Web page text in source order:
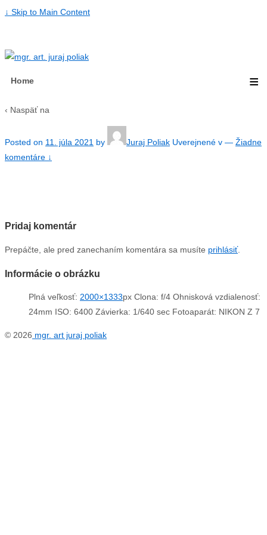
↓ Skip to Main Content
Home ≡
‹ Naspäť na
Posted on 11. júla 2021 by Juraj Poliak Uverejnené v — Žiadne
komentáre ↓
Pridaj komentár
Prepáčte, ale pred zanechaním komentára sa musíte prihlásiť.
Informácie o obrázku
Plná veľkosť: 2000×1333px Clona: f/4 Ohnisková vzdialenosť:
24mm ISO: 6400 Závierka: 1/640 sec Fotoaparát: NIKON Z 7
© 2026 mgr. art juraj poliak